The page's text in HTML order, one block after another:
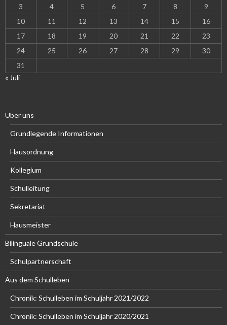
3
4 5 6 7 8
9
10
11 12 13 14 15
16
17
18 19 20 21 22
23
24
25 26 27 28 29
30
31
« Juli
Über uns
Grundlegende Informationen
Hausordnung
Kollegium
Schulleitung
Sekretariat
Hausmeister
Bilinguale Grundschule
Schulpartnerschaft
Aus dem Schulleben
Chronik: Schulleben im Schuljahr 2021/2022
Chronik: Schulleben im Schuljahr 2020/2021